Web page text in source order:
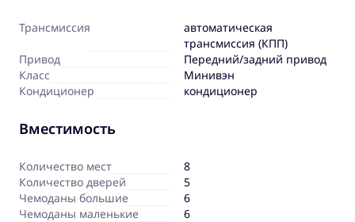
Трансмиссия
автоматическая
трансмиссия (КПП)
Привод
Передний/задний привод
Класс
Минивэн
Кондиционер
кондиционер
Вместимость
Количество мест
8
Количество дверей
5
Чемоданы большие
6
Чемоданы маленькие
6